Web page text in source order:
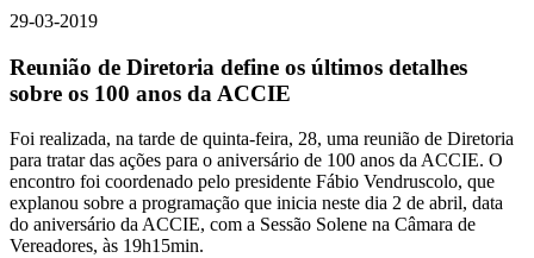
29-03-2019
Reunião de Diretoria define os últimos detalhes
sobre os 100 anos da ACCIE
Foi realizada, na tarde de quinta-feira, 28, uma reunião de Diretoria
para tratar das ações para o aniversário de 100 anos da ACCIE. O
encontro foi coordenado pelo presidente Fábio Vendruscolo, que
explanou sobre a programação que inicia neste dia 2 de abril, data
do aniversário da ACCIE, com a Sessão Solene na Câmara de
Vereadores, às 19h15min.